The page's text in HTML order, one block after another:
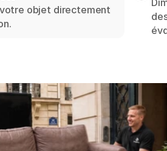
objet directement